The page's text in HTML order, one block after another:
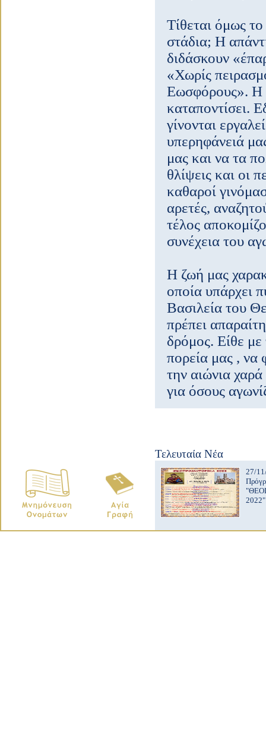
Τίθεται όμως
στάδια; Η
διδάσκουν
«Χωρίς
Εωσφόρους». Η
καταποντίσει.
γίνονται
υπερηφάνειά
μας και να τα
θλίψεις και οι
καθαροί
αρετές,
τέλος
συνέχεια του
Η ζωή μας
οποία υπάρχει
Βασιλεία του
πρέπει
δρόμος. Είθε
πορεία μας , να
την αιώνια
για όσους
Τελευταία Νέα
27/
2022"